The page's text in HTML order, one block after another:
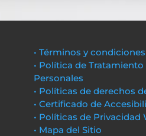
• Términos y condiciones
• Política de
Personales
• Políticas de derechos
• Certificado de
• Políticas de Privacidad
• Mapa del Sitio